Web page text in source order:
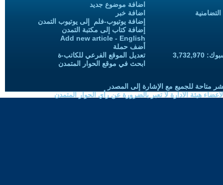
اضافة موضوع جديد
اضافة خبر
إضافة يوتيوب-فلم إلى يوتيوب التمدن
إضافة كتاب إلى مكتبة التمدن
Add new article - English
أضف حملة
تعديل الموقع الفرعي للكاتب-ة
ابحث في موقع الحوار المتمدن
متاحة للجميع مع الإشارة إلى المصدر
هيئة الادارة لا تعبر بالضرورة عن رأي الحوار المتمدن